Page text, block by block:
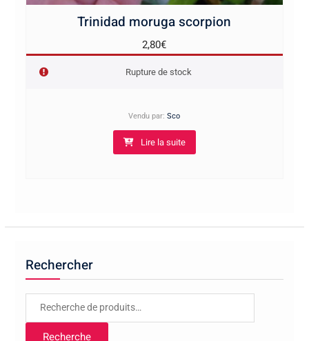
Trinidad moruga scorpion
2,80€
Rupture de stock
Vendu par:Sco
Lire la suite
Rechercher
Recherche
Recherche